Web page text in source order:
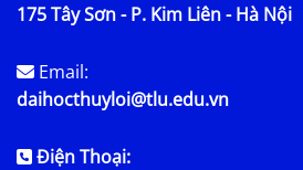
175 Tây Sơn - P. Kim Liên - Hà Nội
Email:
daihocthuyloi@tlu.edu.vn
Điện Thoại: